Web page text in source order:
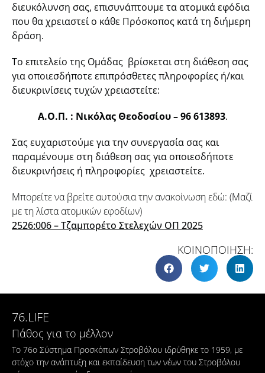
διευκόλυνση σας, επισυνάπτουμε τα ατομικά εφόδια
που θα χρειαστεί ο κάθε Πρόσκοπος κατά τη διήμερη
δράση.
Το επιτελείο της Ομάδας βρίσκεται στη διάθεση σας
για οποιεσδήποτε επιπρόσθετες πληροφορίες ή/και
διευκρινίσεις τυχών χρειαστείτε:
Α.Ο.Π. : Νικόλας Θεοδοσίου – 96 613893.
Σας ευχαριστούμε για την συνεργασία σας και
παραμένουμε στη διάθεση σας για οποιεσδήποτε
διευκρινήσεις ή πληροφορίες χρειαστείτε.
Μπορείτε να βρείτε αυτούσια την ανακοίνωση εδώ: (Μαζί
με τη λίστα ατομικών εφοδίων)
2526:006 – Τζαμπορέτο Στελεχών ΟΠ 2025
ΚΟΙΝΟΠΟΙΗΣΗ:
76.LIFE
Πάθος για το μέλλον
Το 76ο Σύστημα Προσκόπων Στροβόλου ιδρύθηκε το 1959, με
στόχο την ανάπτυξη και εκπαίδευση των νέων του Στροβόλου